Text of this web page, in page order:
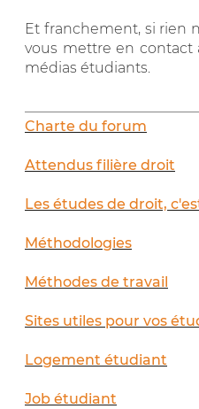
Et franchement, si rien
vous mettre en contact
médias étudiants.
Charte du forum
Attendus filière droit
Les études de droit,
Méthodologies
Méthodes de travail
Sites utiles pour vos
Logement étudiant
Job étudiant